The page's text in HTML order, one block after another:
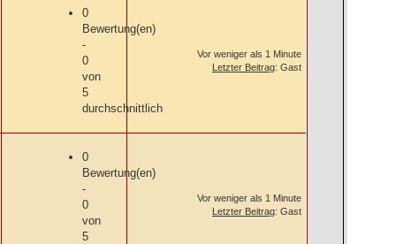
0
Bewertung(en)
-
0
von
5
durchschnittlich
Vor weniger als 1 Minute
Letzter Beitrag: Gast
0
Bewertung(en)
-
0
von
5
Vor weniger als 1 Minute
Letzter Beitrag: Gast